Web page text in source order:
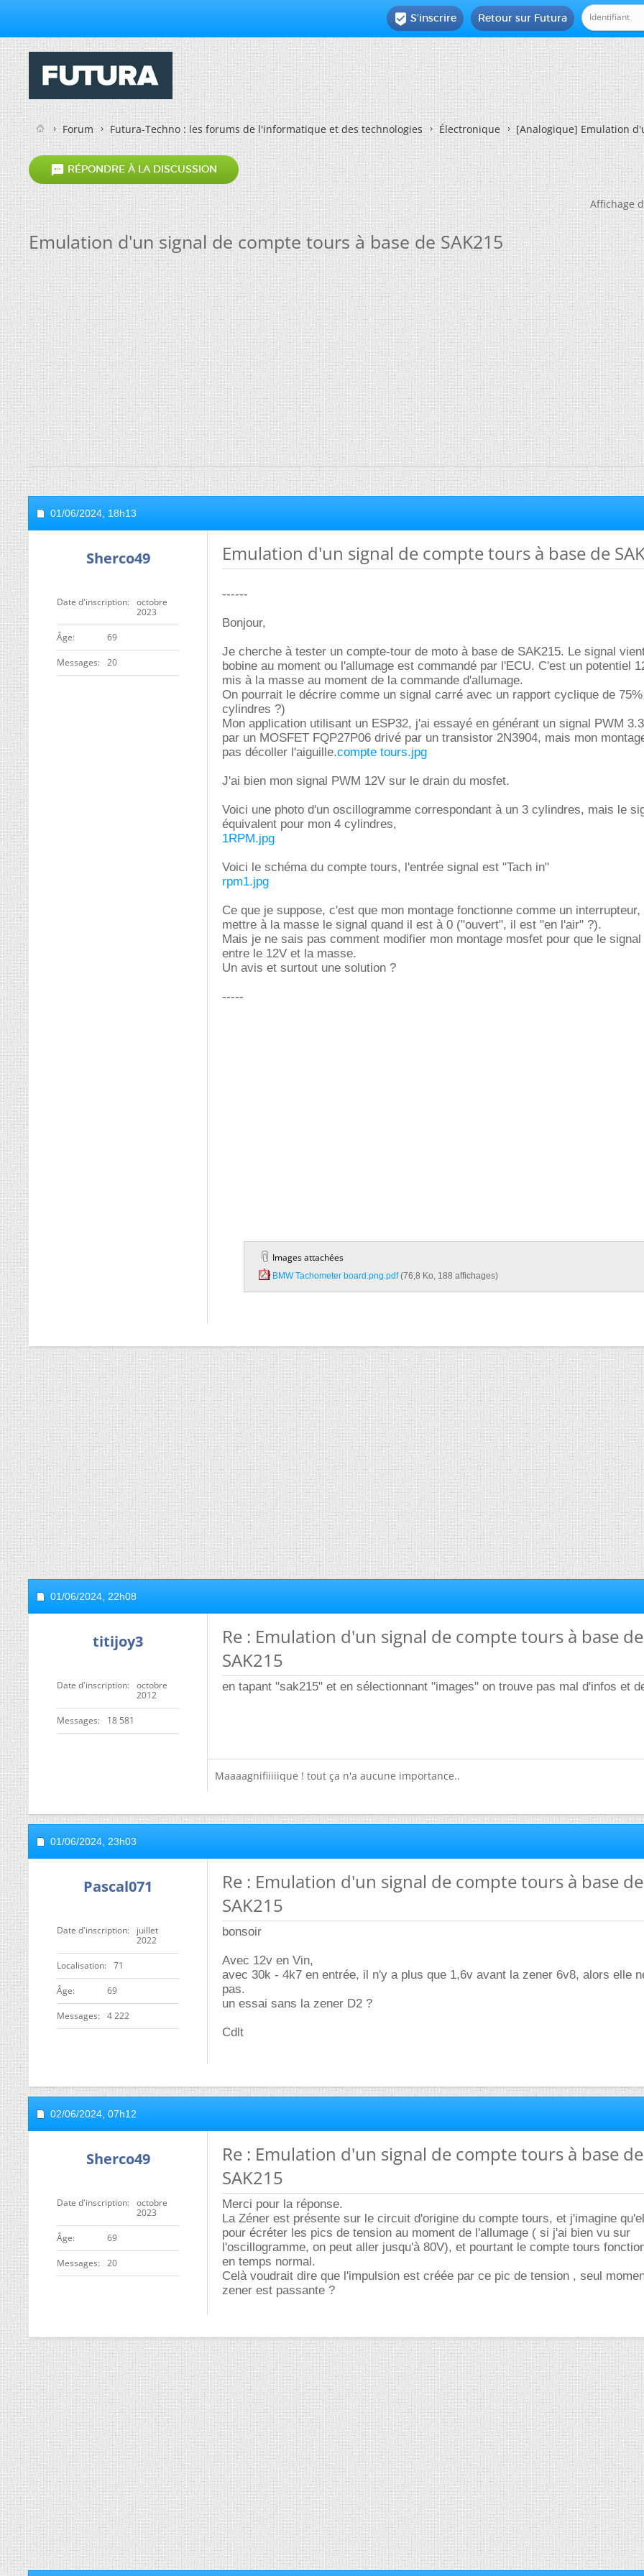
Retour sur Futura
 S'inscrire
Forum Futura-Techno : les forums de l'informatique et des technologies Électronique [Analogique] Emulation
 RÉPONDRE À LA DISCUSSION
Affichage
Emulation d'un signal de compte tours à base de SAK215
01/06/2024, 18h13
Sherco49
Date d'inscription
octobre
2023
ge 69
Messages 20
Emulation d'un signal de compte tours à base de
------
Bonjour,
Je cherche à tester un compte-tour de moto à base de SAK215. Le signal
bobine au moment ou l'allumage est commandé par l'ECU. C'est un potentiel
mis à la masse au moment de la commande d'allumage.
On pourrait le décrire comme un signal carré avec un rapport cyclique de
cylindres ?)
Mon application utilisant un ESP32, j'ai essayé en générant un signal PWM
par un MOSFET FQP27P06 drivé par un transistor 2N3904, mais mon
pas décoller l'aiguille.compte tours.jpg
J'ai bien mon signal PWM 12V sur le drain du mosfet.
Voici une photo d'un oscillogramme correspondant à un 3 cylindres, mais le
équivalent pour mon 4 cylindres,
1RPM.jpg
Voici le schéma du compte tours, l'entrée signal est "Tach in"
rpm1.jpg
Ce que je suppose, c'est que mon montage fonctionne comme un interrupteur,
mettre à la masse le signal quand il est à 0 ("ouvert", il est "en l'air" ?).
Mais je ne sais pas comment modifier mon montage mosfet pour que le
entre le 12V et la masse.
Un avis et surtout une solution ?
-----
Images attachées
BMW Tachometer board.png.pdf‎ (76,8 Ko, 188 affichages)
01/06/2024, 22h08
titijoy3
Date d'inscription
octobre
2012
Messages 18 581
Re : Emulation d'un signal de compte tours à base de
SAK215
en tapant "sak215" et en sélectionnant "images" on trouve pas mal d'infos et
Maaaagnifiiiiique ! tout ça n'a aucune importance..
01/06/2024, 23h03
Pascal071
Date d'inscription
juillet
2022
Localisation 71
ge 69
Messages 4 222
Re : Emulation d'un signal de compte tours à base de
SAK215
bonsoir
Avec 12v en Vin,
avec 30k - 4k7 en entrée, il n'y a plus que 1,6v avant la zener 6v8, alors elle
pas.
un essai sans la zener D2 ?
Cdlt
02/06/2024, 07h12
Sherco49
Date d'inscription
octobre
2023
ge 69
Messages 20
Re : Emulation d'un signal de compte tours à base de
SAK215
Merci pour la réponse.
La Zéner est présente sur le circuit d'origine du compte tours, et j'imagine
pour écréter les pics de tension au moment de l'allumage ( si j'ai bien vu sur
l'oscillogramme, on peut aller jusqu'à 80V), et pourtant le compte tours
en temps normal.
Celà voudrait dire que l'impulsion est créée par ce pic de tension , seul
zener est passante ?